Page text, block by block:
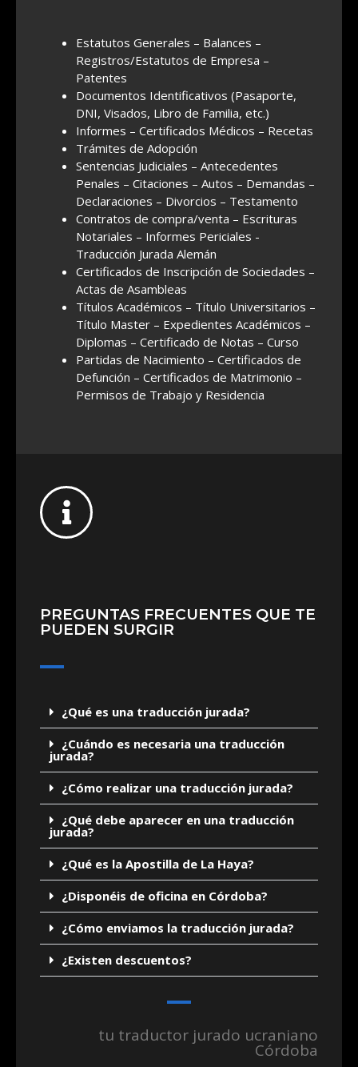
Estatutos Generales – Balances –
Registros/Estatutos de Empresa –
Patentes
Documentos Identificativos (Pasaporte,
DNI, Visados, Libro de Familia, etc.)
Informes – Certificados Médicos – Recetas
Trámites de Adopción
Sentencias Judiciales – Antecedentes
Penales – Citaciones – Autos – Demandas –
Declaraciones – Divorcios – Testamento
Contratos de compra/venta – Escrituras
Notariales – Informes Periciales -
Traducción Jurada Alemán
Certificados de Inscripción de Sociedades –
Actas de Asambleas
Títulos Académicos – Título Universitarios –
Título Master – Expedientes Académicos –
Diplomas – Certificado de Notas – Curso
Partidas de Nacimiento – Certificados de
Defunción – Certificados de Matrimonio –
Permisos de Trabajo y Residencia
PREGUNTAS FRECUENTES QUE TE
PUEDEN SURGIR
¿Qué es una traducción jurada?
¿Cuándo es necesaria una traducción
jurada?
¿Cómo realizar una traducción jurada?
¿Qué debe aparecer en una traducción
jurada?
¿Qué es la Apostilla de La Haya?
¿Disponéis de oficina en Córdoba?
¿Cómo enviamos la traducción jurada?
¿Existen descuentos?
tu traductor jurado ucraniano
Córdoba